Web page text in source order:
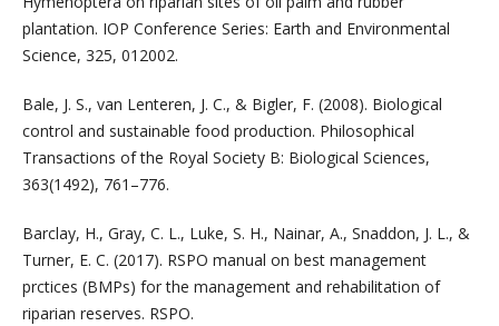
plantation. IOP Conference Series: Earth and Environmental
Science, 325, 012002.
Bale, J. S., van Lenteren, J. C., & Bigler, F. (2008). Biological
control and sustainable food production. Philosophical
Transactions of the Royal Society B: Biological Sciences,
363(1492), 761–776.
Barclay, H., Gray, C. L., Luke, S. H., Nainar, A., Snaddon, J. L., &
Turner, E. C. (2017). RSPO manual on best management
prctices (BMPs) for the management and rehabilitation of
riparian reserves. RSPO.